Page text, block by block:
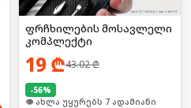
ფრჩხილების მოსავლელი
კომპლექტი
19 ₾43.02₾
-56%
🛒 ბოლო 24სთ-ში იყიდა 6-მა